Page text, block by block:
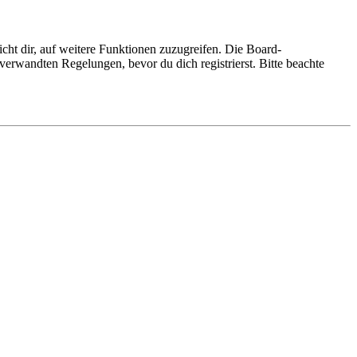
dir, auf weitere Funktionen zuzugreifen. Die Board-
Regelungen, bevor du dich registrierst. Bitte beachte